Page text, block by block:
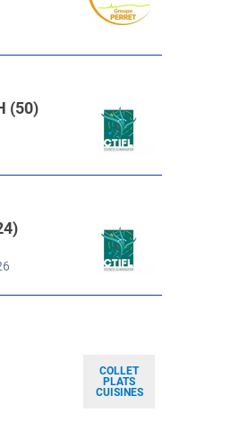
(50)
COLLET
PLATS
CUISINES